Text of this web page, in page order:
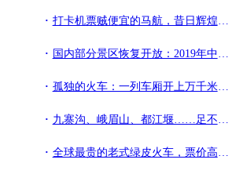
打卡机票贼便宜的马航，昔日辉煌的五星航司，如今一般人不敢坐
国内部分景区恢复开放：2019年中国旅游行业发展情况如何？
孤独的火车：一列车厢开上万千米，停157站坐8天才到终点
九寨沟、峨眉山、都江堰……足不出户，动动手指就能赏遍全川美景
全球最贵的老式绿皮火车，票价高达5674元，如今依旧在运营！